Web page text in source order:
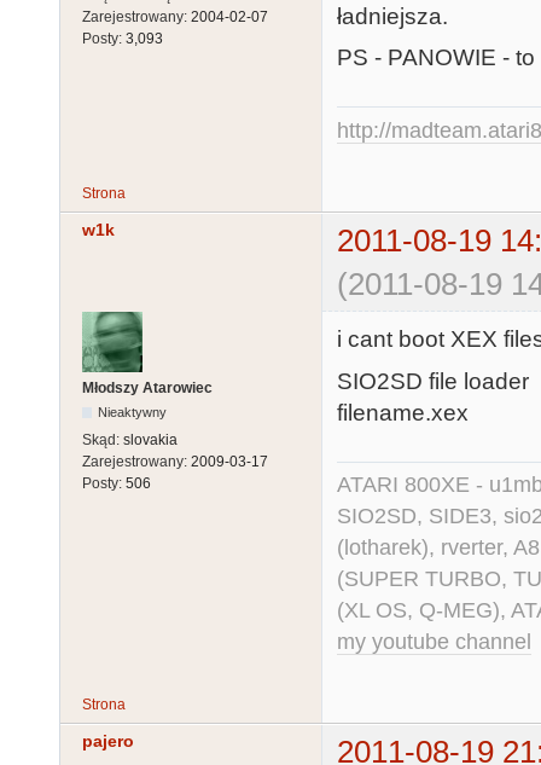
Zarejestrowany: 2004-02-07
Posty: 3,093
ładniejsza.
PS - PANOWIE -
http://
Strona
w1k
2011-08-19
(2011-08-19
Młodszy Atarowiec
Nieaktywny
Skąd: slovakia
Zarejestrowany: 2009-03-17
Posty: 506
i cant boot XEX
SIO2SD file loader
filename.xex
ATARI 800XE -
SIO2SD, SIDE3,
(lotharek), rverter,
(SUPER TURBO,
(XL OS, Q-MEG),
my youtube channel
Strona
pajero 2011-08-19